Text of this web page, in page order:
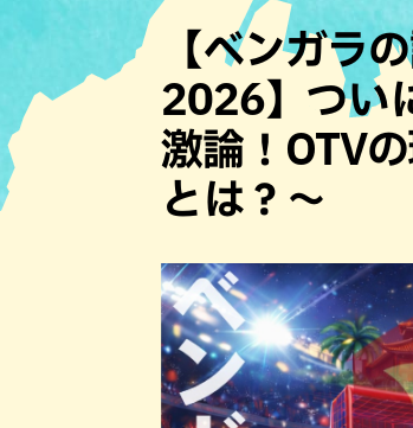
【ベンガラ
2026】つい
激論！OTV
とは？～